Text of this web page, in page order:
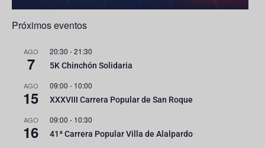
Próximos eventos
AGO
7
20:30 -21:30
5K Chinchón Solidaria
AGO
15
09:00 - 10:00
XXXVIII Carrera Popular de San Roque
AGO
16
09:00 - 10:30
41ª Carrera Popular Villa de Alalpardo